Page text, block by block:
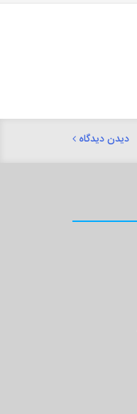
دیدن دیدگاه
دیدن دیدگاه